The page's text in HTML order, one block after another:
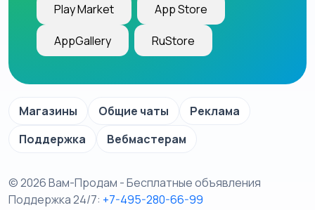
Play Market App Store
AppGallery RuStore
Магазины Общие чаты
Реклама
Поддержка
Вебмастерам
© 2026 Вам-Продам - Бесплатные объявления
Поддержка 24/7: +7-495-280-66-99